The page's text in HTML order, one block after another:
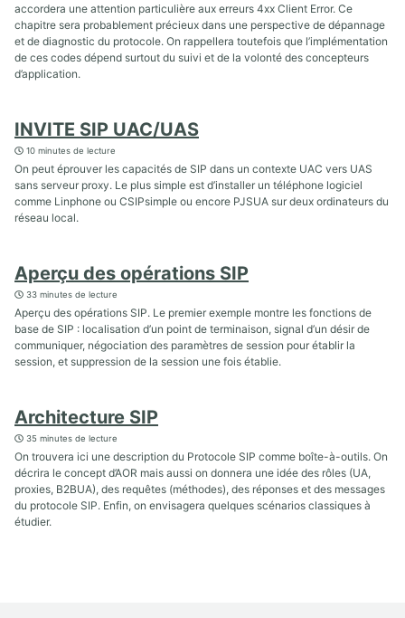
accordera une attention particulière aux erreurs 4xx Client Error. Ce
chapitre sera probablement précieux dans une perspective de dépannage
et de diagnostic du protocole. On rappellera toutefois que l’implémentation
de ces codes dépend surtout du suivi et de la volonté des concepteurs
d’application.
INVITE SIP UAC/UAS
10 minutes de lecture
On peut éprouver les capacités de SIP dans un contexte UAC vers UAS
sans serveur proxy. Le plus simple est d’installer un téléphone logiciel
comme Linphone ou CSIPsimple ou encore PJSUA sur deux ordinateurs du
réseau local.
Aperçu des opérations SIP
33 minutes de lecture
Aperçu des opérations SIP. Le premier exemple montre les fonctions de
base de SIP : localisation d’un point de terminaison, signal d’un désir de
communiquer, négociation des paramètres de session pour établir la
session, et suppression de la session une fois établie.
Architecture SIP
35 minutes de lecture
On trouvera ici une description du Protocole SIP comme boîte-à-outils. On
décrira le concept d’AOR mais aussi on donnera une idée des rôles (UA,
proxies, B2BUA), des requêtes (méthodes), des réponses et des messages
du protocole SIP. Enfin, on envisagera quelques scénarios classiques à
étudier.